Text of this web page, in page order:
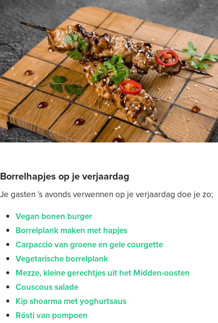
Borrelhapjes op je verjaardag
Je gasten ’s avonds verwennen op je verjaardag doe je zo;
Vegan bonen burger
Borrelplank maken met hapjes
Carpaccio van groene en gele courgette
Vegetarische borrelplank
Mezze, kleine gerechtjes uit het Midden-oosten
Couscous salade
Kip shoarma met yoghurtsaus
Rösti van pompoen